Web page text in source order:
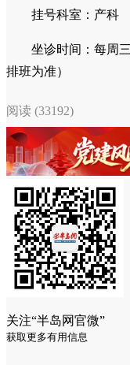
挂号科室：产科
坐诊时间：每周
排班为准）
阅读 (33192)
关注“半岛网官微”
获取更多有用信息